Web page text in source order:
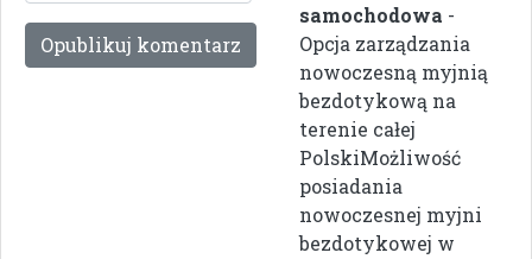
samochodowa -
Opcja zarządzania
nowoczesną myjnią
bezdotykową na
terenie całej
PolskiMożliwość
posiadania
nowoczesnej myjni
bezdotykowej w